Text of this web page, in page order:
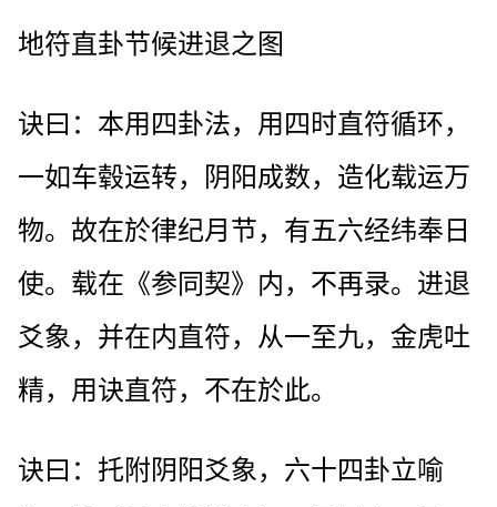
地符直卦节候进退之图
诀曰：本用四卦法，用四时直符循环，
一如车毂运转，阴阳成数，造化载运万
物。故在於律纪月节，有五六经纬奉日
使。载在《参同契》内，不再录。进退
爻象，并在内直符，从一至九，金虎吐
精，用诀直符，不在於此。
诀曰：托附阴阳爻象，六十四卦立喻